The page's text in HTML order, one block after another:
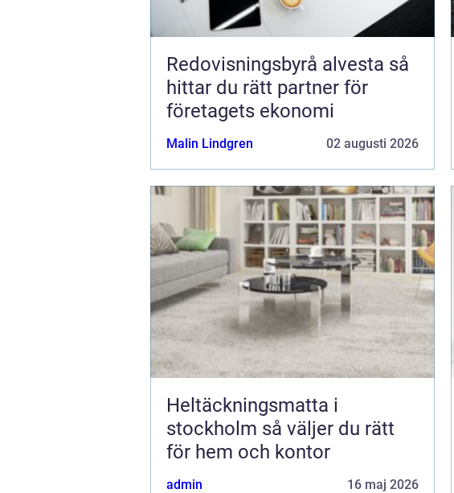
Redovisningsbyrå alvesta så
hittar du rätt partner för
företagets ekonomi
Malin Lindgren 02 augusti 2026
Heltäckningsmatta i
stockholm så väljer du rätt
för hem och kontor
admin 16 maj 2026